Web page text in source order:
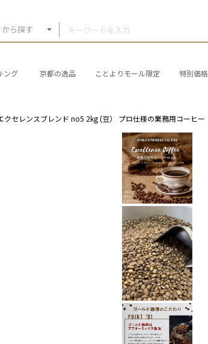
ら探す
ング 京都の逸品 ことよりモール限定 特別価格
クセレンスブレンド no5 2kg (豆） プロ仕様の業務用コーヒー